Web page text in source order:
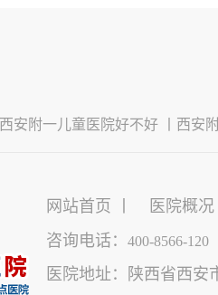
西安附一儿童医院好不好 丨 西安
网站首页 丨 医院概况
咨询电话： 400-8566-120
医院地址：陕西省西安